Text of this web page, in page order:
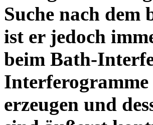
Suche nach dem
ist er jedoch
beim Bath-
Interferogramme
erzeugen und